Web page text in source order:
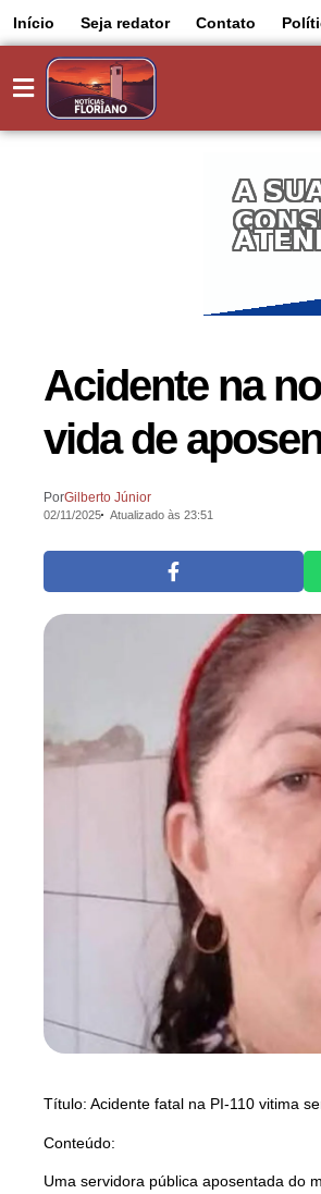
Início Seja redator Contato
Acidente na
vida de
PorGilberto Júnior
02/11/2025 Atualizado às 23:51
Título: Acidente fatal na PI-110 vitima
Conteúdo:
Uma servidora pública aposentada do